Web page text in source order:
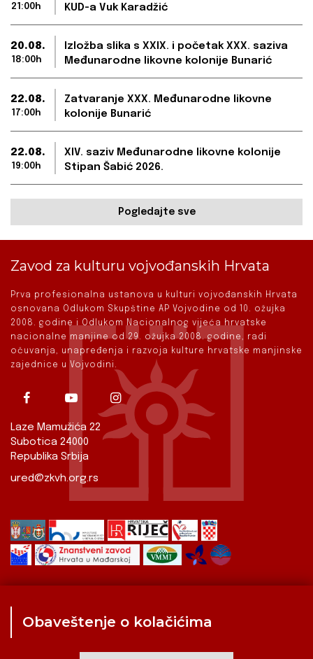
21:00h
KUD-a Vuk Karadžić
20.08.
18:00h
Izložba slika s XXIX. i početak XXX. saziva
Međunarodne likovne kolonije Bunarić
22.08.
17:00h
Zatvaranje XXX. Međunarodne likovne
kolonije Bunarić
22.08.
19:00h
XIV. saziv Međunarodne likovne kolonije
Stipan Šabić 2026.
Pogledajte sve
Zavod za kulturu vojvođanskih Hrvata
Prva profesionalna ustanova u kulturi vojvođanskih Hrvata
osnovana Odlukom Skupštine AP Vojvodine od 10. ožujka
2008. godine i Odlukom Nacionalnog vijeća hrvatske
nacionalne manjine od 29. ožujka 2008. godine, radi
očuvanja, unapređenja i razvoja kulture hrvatske manjinske
zajednice u Vojvodini.
Laze Mamužića 22
Subotica 24000
Republika Srbija
ured@zkvh.org.rs
Obaveštenje o kolačićima